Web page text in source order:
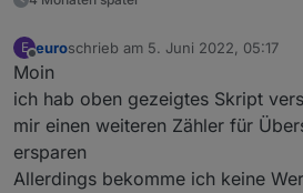
"power_va":
E
Offline
euroschrieb am 5. Juni 2022, 05:17
zuletzt editiert von
Moin
ich hab oben gezeigtes Skript
mir einen weiteren Zähler für
ersparen
Allerdings bekomme ich keine